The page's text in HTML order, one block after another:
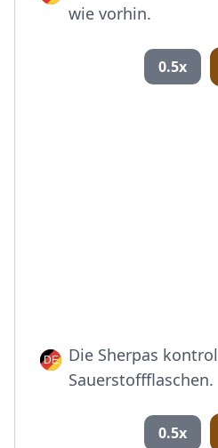
wie vorhin.
0.5x
Die Sherpas
Sauerstoffflaschen.
0.5x